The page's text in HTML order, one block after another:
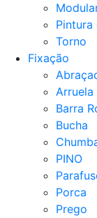
Pintura
Torno
Fixação
Arruela
Barra
Bucha
PINO
Porca
Prego